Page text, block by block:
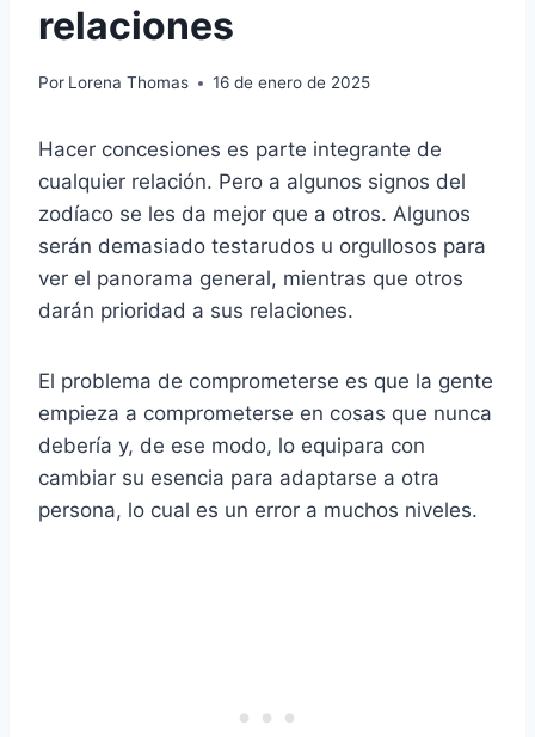
relaciones
Por Lorena Thomas 16 de enero de 2025
Hacer concesiones es parte integrante de
cualquier relación. Pero a algunos signos del
zodíaco se les da mejor que a otros. Algunos
serán demasiado testarudos u orgullosos para
ver el panorama general, mientras que otros
darán prioridad a sus relaciones.
El problema de comprometerse es que la gente
empieza a comprometerse en cosas que nunca
debería y, de ese modo, lo equipara con
cambiar su esencia para adaptarse a otra
persona, lo cual es un error a muchos niveles.